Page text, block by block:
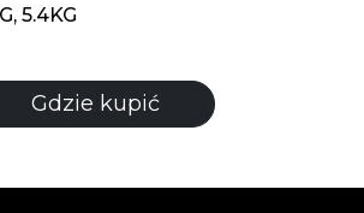
5.4KG
Gdzie kupić